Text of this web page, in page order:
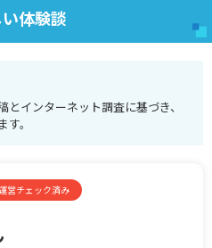
体験談
インターネット調査に基づき、
。
営チェック済み